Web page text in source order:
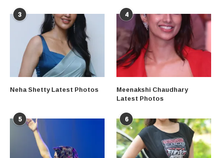
3
Neha Shetty Latest Photos
4
Meenakshi Chaudhary
Latest Photos
5 6